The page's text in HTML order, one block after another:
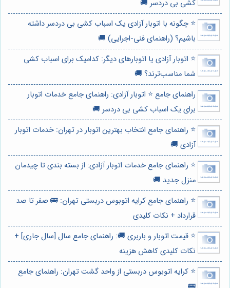
کشی بی دردسر 🚚
⭐️ چگونه با اتوبار آزادی یک اسباب کشی بی دردسر داشته
باشیم؟ (راهنمای فنی-اجرایی) 🚚
⭐️ اتوبار آزادی یا اتوبارهای دیگر: کدامیک برای اسباب کشی
شما مناسب‌ترند؟ 🚚
راهنمای جامع ⭐️ اتوبار آزادی: راهنمای جامع خدمات اتوبار
برای یک اسباب کشی بی دردسر 🚚
⭐️ راهنمای جامع انتخاب بهترین اتوبار در تهران: خدمات اتوبار
آزادی 🚚
⭐️ راهنمای جامع خدمات اتوبار آزادی: از بسته بندی تا چیدمان
منزل جدید 🚚
⭐️ راهنمای جامع کرایه اتوبوس دربستی تهران: 🚌 صفر تا صد
قرارداد + نکات کلیدی
⭐️ قیمت اتوبار و باربری 🚚: راهنمای جامع سال [سال جاری] +
نکات کلیدی کاهش هزینه
⭐️ کرایه اتوبوس دربستی از واحد گشت تهران: راهنمای جامع